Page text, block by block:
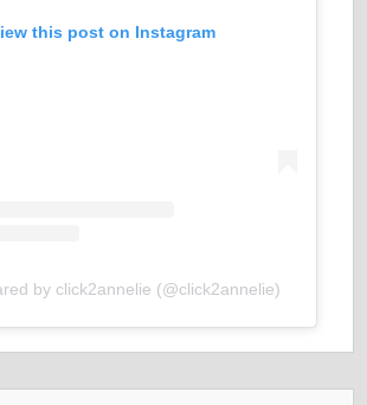
this post on Instagram
by click2annelie (@click2annelie)